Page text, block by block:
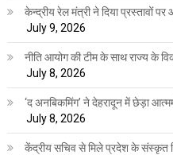
केन्द्रीय रेल मंत्री ने दिया प्रस्तावों
July 9, 2026
नीति आयोग की टीम के साथ राज्य के
July 8, 2026
‘द अनबिकमिंग’ ने देहरादून में छेड़ा
July 8, 2026
केंद्रीय सचिव से मिले प्रदेश के संस्कृत